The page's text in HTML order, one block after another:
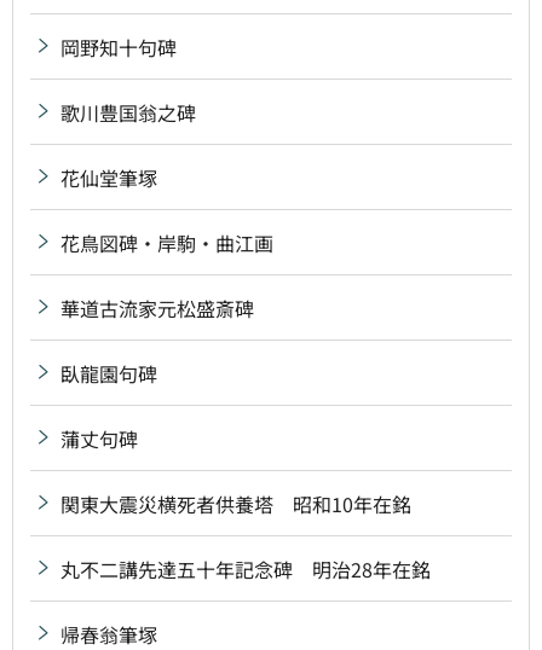
岡野知十句碑
歌川豊国翁之碑
花仙堂筆塚
花鳥図碑・岸駒・曲江画
華道古流家元松盛斎碑
臥龍園句碑
蒲丈句碑
関東大震災横死者供養塔 昭和10年在銘
丸不二講先達五十年記念碑 明治28年在銘
帰春翁筆塚